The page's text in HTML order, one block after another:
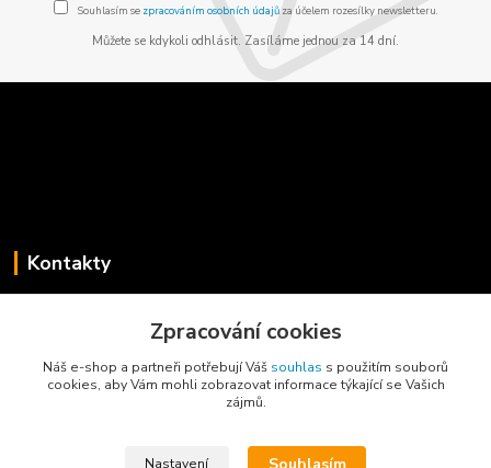
Souhlasím se zpracováním osobních údajůza účelem rozesílky newsletteru.
Můžete se kdykoli odhlásit. Zasíláme jednou za 14 dní.
Kontakty
+420 775 734 715
info@privesyblyss.cz
Zpracování cookies
Náš e-shop a partneři potřebují Váš souhlas s použitím souborů
cookies, aby Vám mohli zobrazovat informace týkající se Vašich
zájmů.
Nastavení